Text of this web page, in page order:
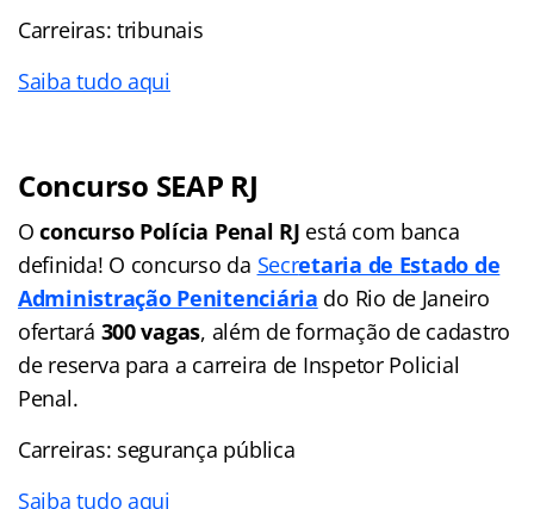
Carreiras: tribunais
Saiba tudo aqui
Concurso SEAP RJ
Oconcurso Polícia Penal RJ está com banca
definida! O concurso da Secretaria de Estado de
Administração Penitenciária do Rio de Janeiro
ofertará 300 vagas, além de formação de cadastro
de reserva para a carreira de Inspetor Policial
Penal.
Carreiras: segurança pública
Saiba tudo aqui